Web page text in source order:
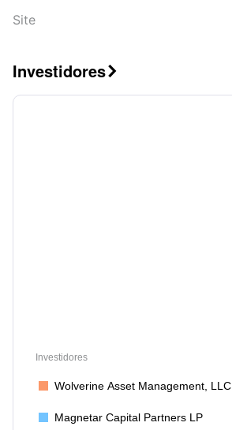
Site
Investidores
Investidores
Wolverine Asset Management, LLC
Magnetar Capital Partners LP